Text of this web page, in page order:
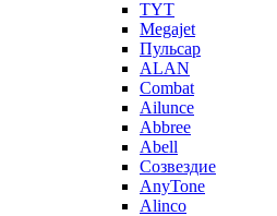
TYT
Megajet
Пульсар
ALAN
Combat
Ailunce
Abbree
Abell
Созвездие
AnyTone
Alinco